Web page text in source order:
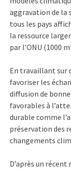
aggravation de la
tous les pays
la ressource
par l’ONU (1000
En travaillant sur
favoriser les
diffusion de
favorables à
durable comme
préservation des
changements
D’après un